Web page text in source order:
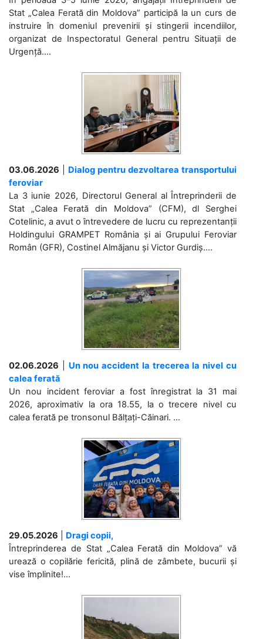
Stat „Calea Ferată din Moldova” participă la un curs de
instruire în domeniul prevenirii și stingerii incendiilor,
organizat de Inspectoratul General pentru Situații de
Urgență....
03.06.2026
Dialog pentru dezvoltarea transportului
feroviar
La 3 iunie 2026, Directorul General al Întreprinderii de
Stat „Calea Ferată din Moldova” (CFM), dl Serghei
Cotelinic, a avut o întrevedere de lucru cu reprezentanții
Holdingului GRAMPET România și ai Grupului Feroviar
Român (GFR), Costinel Almăjanu și Victor Gurdiș....
02.06.2026
Un nou accident la trecerea la nivel cu
calea ferată
Un nou incident feroviar a fost înregistrat la 31 mai
2026, aproximativ la ora 18.55, la o trecere nivel cu
calea ferată pe tronsonul Bălțați-Căinari. ...
29.05.2026
Dragi copii,
Întreprinderea de Stat „Calea Ferată din Moldova” vă
urează o copilărie fericită, plină de zâmbete, bucurii și
vise împlinite!...